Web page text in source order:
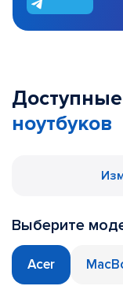
ноутбуков
Выберите
Acer